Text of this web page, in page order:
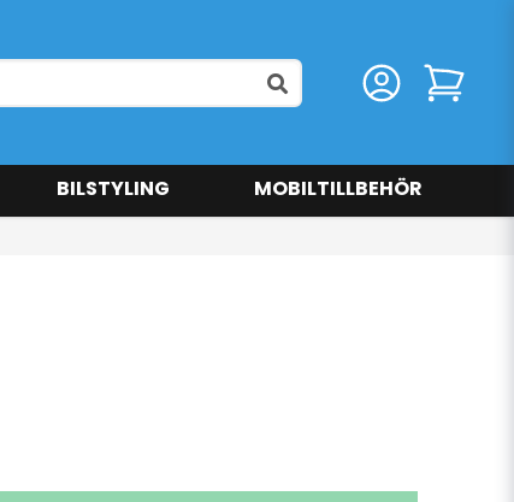
BILSTYLING MOBILTILLBEHÖR